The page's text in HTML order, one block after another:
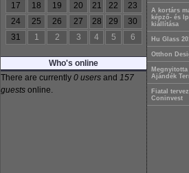
17
18 19 20 21 22
23
24
25 26 27 28 29
30
31
1 2 3 4 5 6
Who's online
There are currently 0 users and 157
guests online.
A kortárs
képző- és
kiállítása
Hu Glass
Otthon
Ajándék
Fiatal
Coninvest